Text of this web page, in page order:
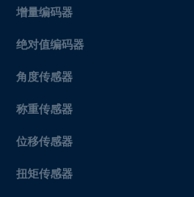
增量编码器
绝对值编码器
角度传感器
称重传感器
位移传感器
扭矩传感器